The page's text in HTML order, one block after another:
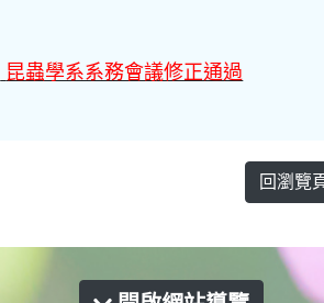
昆蟲學系系務會議修正通過
回瀏覽